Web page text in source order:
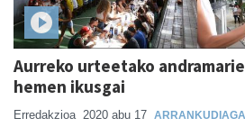
Aurreko urteetako
hemen ikusgai
Erredakzioa 2020 abu 17